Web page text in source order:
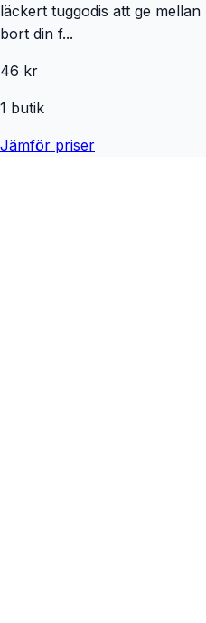
läckert tuggodis att ge
bort din f...
46 kr
1 butik
Jämför priser